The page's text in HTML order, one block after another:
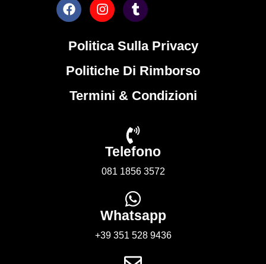
Politica Sulla Privacy
Politiche Di Rimborso
Termini & Condizioni
Telefono
081 1856 3572
Whatsapp
+39 351 528 9436